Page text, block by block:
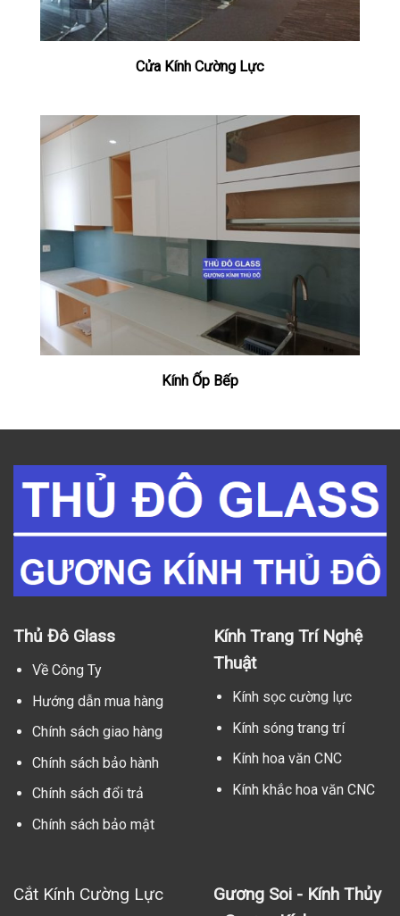
Cửa Kính Cường Lực
Kính Ốp Bếp
Thủ Đô Glass
Về Công Ty
Hướng dẫn mua hàng
Chính sách giao hàng
Chính sách bảo hành
Chính sách đổi trả
Chính sách bảo mật
Kính Trang Trí Nghệ
Thuật
Kính sọc cường lực
Kính sóng trang trí
Kính hoa văn CNC
Kính khắc hoa văn CNC
Cắt Kính Cường Lực
Gương Soi - Kính Thủy